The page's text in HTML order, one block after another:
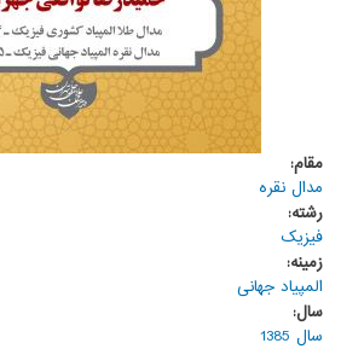
مقام:
مدال نقره
رشته:
فیزیک
زمینه:
المپیاد جهانی
سال:
سال 1385